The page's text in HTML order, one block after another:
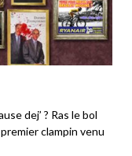
dej’ ? Ras le bol
clampin venu